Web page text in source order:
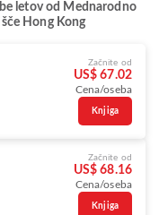
letov od Mednarodno
Hong Kong
Začnite od
US$ 67.02
Cena/oseba
Knjiga
Začnite od
US$ 68.16
Cena/oseba
Knjiga